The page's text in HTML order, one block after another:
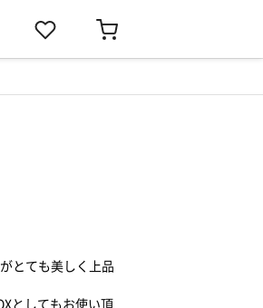
とても美しく上品
としてもお使い頂